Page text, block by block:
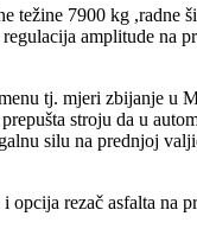
težine 7900 kg
regulacija amplitude na
tj. mjeri zbijanje
stroju da u
silu na prednjoj
rezač asfalta na